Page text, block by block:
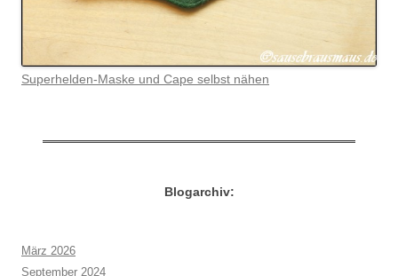
Superhelden-Maske und Cape selbst nähen
Blogarchiv:
März 2026
September 2024